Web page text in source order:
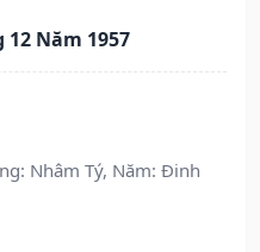
Năm 1957
Nhâm Tý, Năm: Đinh